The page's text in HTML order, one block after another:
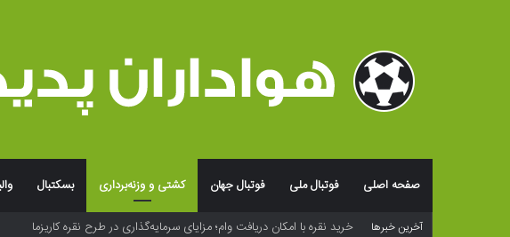
صفحه اصلی فوتبال ملی فوتبال جهان کشتی و وزنه‌برداری بسکتبال
آخرین خبرها